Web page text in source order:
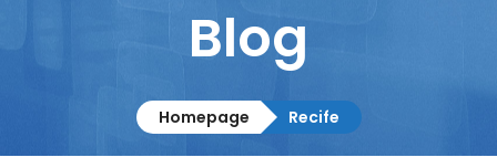
Contacto
Blog
Homepage Recife